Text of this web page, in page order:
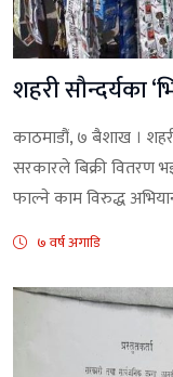
शहरी सौन्दर्यका
काठमाडौं, ७ बैशाख ।
सरकारले बिक्री वितरण
फाल्ने काम विरुद्ध
७ वर्ष अगाडि